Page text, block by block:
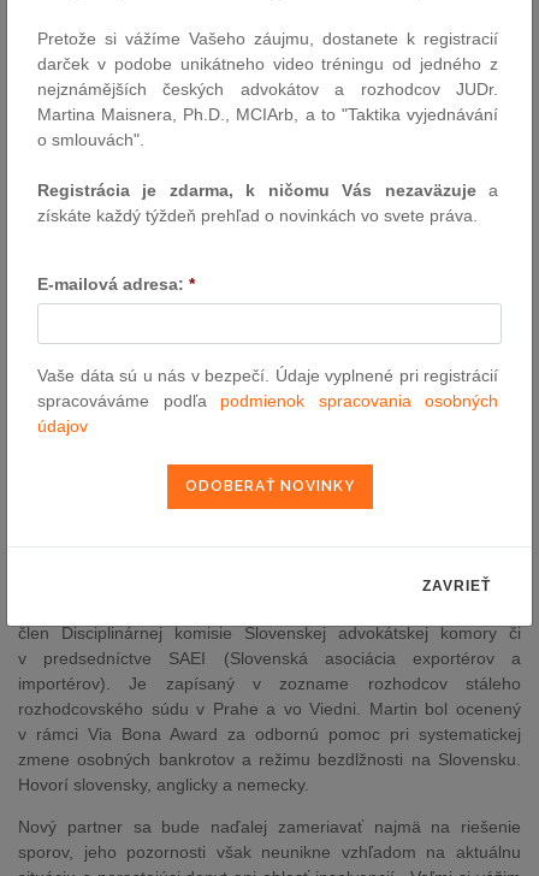
je advokátom od roku 2008 a vo svojej praxi sa
zameriava na riešenie sporov, insolvencie, korporátne právo,
zmluvné právo a IP/IT. Pred nástupom do bpv bol partnerom
v advokátskej kancelárii bnt attorneys in CEE, kde viedol prax v
oblasti riešenia sporov. Zastupuje široké spektrum klientov od
fyzických osôb až po nadnárodné korporácie.
INSOL Europe, VIAC (Vienna International Arbitral Centre) a YAAP
člen Disciplinárnej komisie Slovenskej advokátskej komory či
v predsedníctve SAEI (Slovenská asociácia exportérov a
importérov). Je zapísaný v zozname rozhodcov stáleho
rozhodcovského súdu v Prahe a vo Viedni. Martin bol ocenený
v rámci Via Bona Award za odbornú pomoc pri systematickej
zmene osobných bankrotov a režimu bezdlžnosti na Slovensku.
Hovorí slovensky, anglicky a nemecky.
Nový partner sa bude naďalej zameriavať najmä na riešenie
sporov, jeho pozornosti však neunikne vzhľadom na aktuálnu
Pretože si vážíme Vašeho záujmu, dostanete k registracií
darček v podobe unikátneho video tréningu od jedného z
nejznámějších českých advokátov a rozhodcov JUDr.
Martina Maisnera, Ph.D., MCIArb, a to "Taktika vyjednávání
o smlouvách".
Registrácia je zdarma, k ničomu Vás nezaväzujea
získáte každý týždeň prehľad o novinkách vo svete práva.
E-mailová adresa: *
Vaše dáta sú u nás v bezpečí. Údaje vyplnené pri registrácií
spracováváme podľa podmienok spracovania osobných
údajov
ZAVRIEŤ